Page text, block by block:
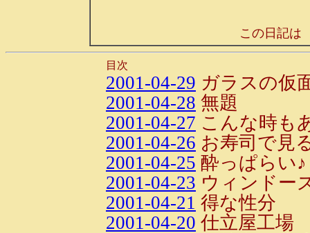
この日記は
目次
2001-04-29 ガラスの仮
2001-04-28 無題
2001-04-27 こんな時も
2001-04-26 お寿司で見
2001-04-25 酔っぱらい♪
2001-04-23 ウィンドー
2001-04-21 得な性分
2001-04-20 仕立屋工場